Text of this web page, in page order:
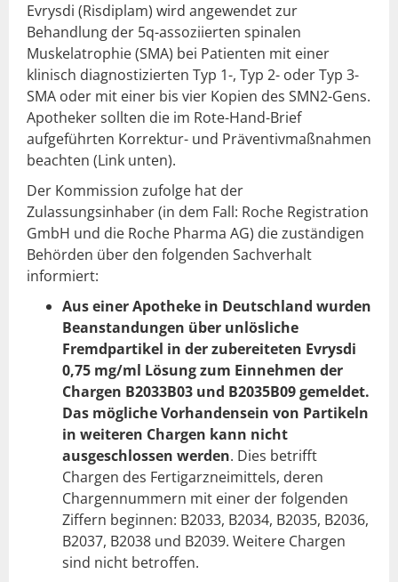
Evrysdi (Risdiplam) wird angewendet zur
Behandlung der 5q-assoziierten spinalen
Muskelatrophie (SMA) bei Patienten mit einer
klinisch diagnostizierten Typ 1-, Typ 2- oder Typ 3-
SMA oder mit einer bis vier Kopien des SMN2-Gens.
Apotheker sollten die im Rote-Hand-Brief
aufgeführten Korrektur- und Präventivmaßnahmen
beachten (Link unten).
Der Kommission zufolge hat der
Zulassungsinhaber (in dem Fall: Roche Registration
GmbH und die Roche Pharma AG) die zuständigen
Behörden über den folgenden Sachverhalt
informiert:
Aus einer Apotheke in Deutschland wurden
Beanstandungen über unlösliche
Fremdpartikel in der zubereiteten Evrysdi
0,75 mg/ml Lösung zum Einnehmen der
Chargen B2033B03 und B2035B09 gemeldet.
Das mögliche Vorhandensein von Partikeln
in weiteren Chargen kann nicht
ausgeschlossen werden. Dies betrifft
Chargen des Fertigarzneimittels, deren
Chargennummern mit einer der folgenden
Ziffern beginnen: B2033, B2034, B2035, B2036,
B2037, B2038 und B2039. Weitere Chargen
sind nicht betroffen.